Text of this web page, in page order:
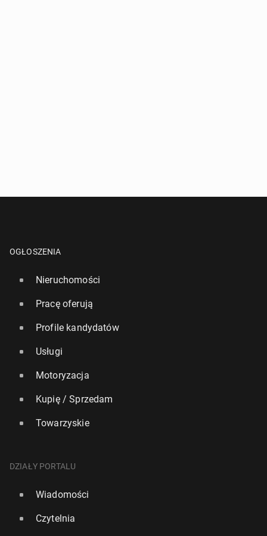
OGŁOSZENIA
Nieruchomości
Pracę oferują
Profile kandydatów
Usługi
Motoryzacja
Kupię / Sprzedam
Towarzyskie
DZIAŁY PORTALU
Wiadomości
Czytelnia